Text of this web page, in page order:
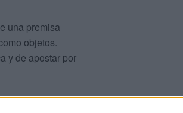
una premisa
objetos.
y de apostar por
que